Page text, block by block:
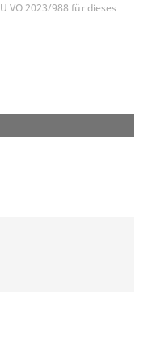
VO 2023/988 für dieses